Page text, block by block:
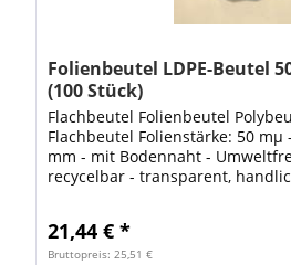
Folienbeutel LDPE-Beutel
(100 Stück)
Flachbeutel Folienbeutel
Flachbeutel Folienstärke: 50 mµ
mm - mit Bodennaht -
recycelbar - transparent,
21,44 € *
Bruttopreis: 25,51 €